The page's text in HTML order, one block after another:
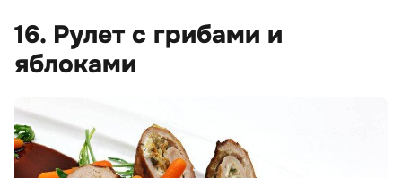
16. Рулет с грибами и
яблоками